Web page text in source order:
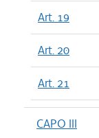
Art. 19
Art. 20
Art. 21
CAPO III